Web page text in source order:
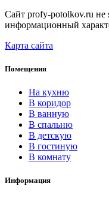
Сайт profy-potolkov.ru не
информационный
Карта сайта
Помещения
На кухню
В коридор
В ванную
В спальню
В детскую
В гостиную
В комнату
Информация